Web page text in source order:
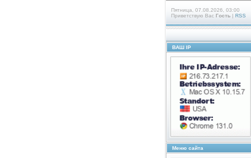
Пятница, 07.08.2026, 03:00
Приветствую Вас Гость | RSS
ВАШ IP
Меню сайта